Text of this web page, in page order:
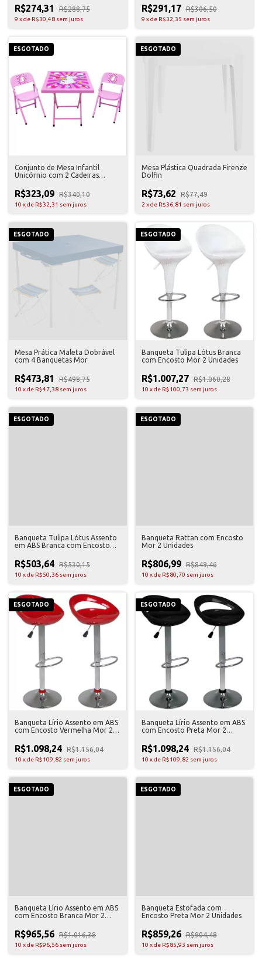
R$274,31 R$288,75
9 xde R$30,48 sem juros
R$291,17 R$306,50
9 xde R$32,35 sem juros
ESGOTADO
Conjunto de Mesa Infantil
Unicórnio com 2 Cadeiras
R$323,09 R$340,10
10 xde R$32,31 sem juros
ESGOTADO
Mesa Plástica Quadrada Firenze
Dolfin
R$73,62 R$77,49
2 xde R$36,81 sem juros
ESGOTADO
Mesa Prática Maleta Dobrável
com 4 Banquetas Mor
R$473,81 R$498,75
10 xde R$47,38 sem juros
ESGOTADO
Banqueta Tulipa Lótus Branca
com Encosto Mor 2 Unidades
R$1.007,27 R$1.060,28
10 xde R$100,73 sem juros
ESGOTADO
Banqueta Tulipa Lótus Assento
em ABS Branca com Encosto
R$503,64 R$530,15
10 xde R$50,36 sem juros
ESGOTADO
Banqueta Rattan com Encosto
Mor 2 Unidades
R$806,99 R$849,46
10 xde R$80,70 sem juros
ESGOTADO
Banqueta Lírio Assento em ABS
com Encosto Vermelha Mor 2
R$1.098,24 R$1.156,04
10 xde R$109,82 sem juros
ESGOTADO
Banqueta Lírio Assento em ABS
com Encosto Preta Mor 2
R$1.098,24 R$1.156,04
10 xde R$109,82 sem juros
ESGOTADO
Banqueta Lírio Assento em ABS
com Encosto Branca Mor 2
R$965,56 R$1.016,38
10 xde R$96,56 sem juros
ESGOTADO
Banqueta Estofada com
Encosto Preta Mor 2 Unidades
R$859,26 R$904,48
10 xde R$85,93 sem juros